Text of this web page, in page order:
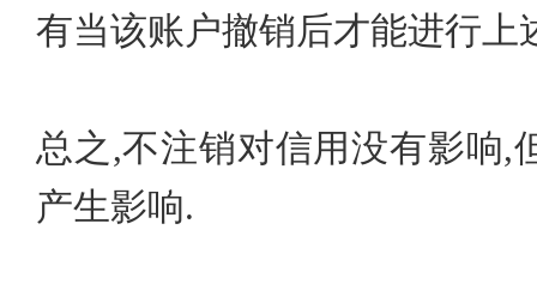
有当该账户撤销后才能进行上
总之,不注销对信用没有影响,
产生影响.